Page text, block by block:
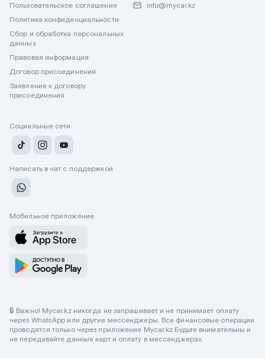
Пользовательское соглашение
Политика конфиденциальности
Сбор и обработка персональных
данных
Правовая информация
Договор присоединения
Заявление к договору
присоединения
info@mycar.kz
Социальные сети
Написать в чат с поддержкой
Мобильное приложение
🔒 Важно! Mycar.kz никогда не запрашивает и не принимает оплату
через WhatsApp или другие мессенджеры. Все финансовые операции
проводятся только через приложение Mycar.kz Будьте внимательны и
не передавайте данные карт и оплату в мессенджерах.